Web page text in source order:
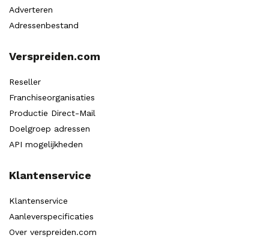
Adverteren
Adressenbestand
Verspreiden.com
Reseller
Franchiseorganisaties
Productie Direct-Mail
Doelgroep adressen
API mogelijkheden
Klantenservice
Klantenservice
Aanleverspecificaties
Over verspreiden.com